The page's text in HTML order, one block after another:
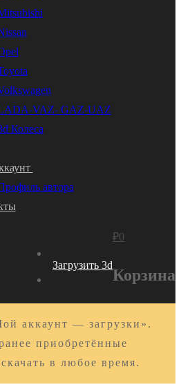
VAZ- GAZ-UAZ
Колеса
автора
Загрузить 3d
₽0
Корзина
аккаунт — загрузки».
приобретённые
в любое время.